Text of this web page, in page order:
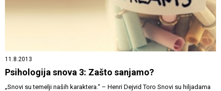
11.8.2013
Psihologija snova 3: Zašto sanjamo?
„Snovi su temelji naših karaktera.“ – Henri Dejvid Toro Snovi su hiljadama